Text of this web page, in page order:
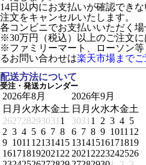
14日以内にお支払いが確認でき
注文をキャンセルいたします。
各コンビニでお支払いいただく場
※30万円（税込）以上のご注文に
※ファミリーマート、ローソン
るお問い合わせは楽天市場まで
配送方法について
受注・発送カレンダー
2026年8月
日 月 火水木金土
262728293031 1
2 3 4 5 6 7 8
9 1011 12131415
161718192021 22
2026年9月
日 月 火水木金土
3031 1 2 3 4 5
6 7 8 9 1011 12
13141516171819
2021 2223242526